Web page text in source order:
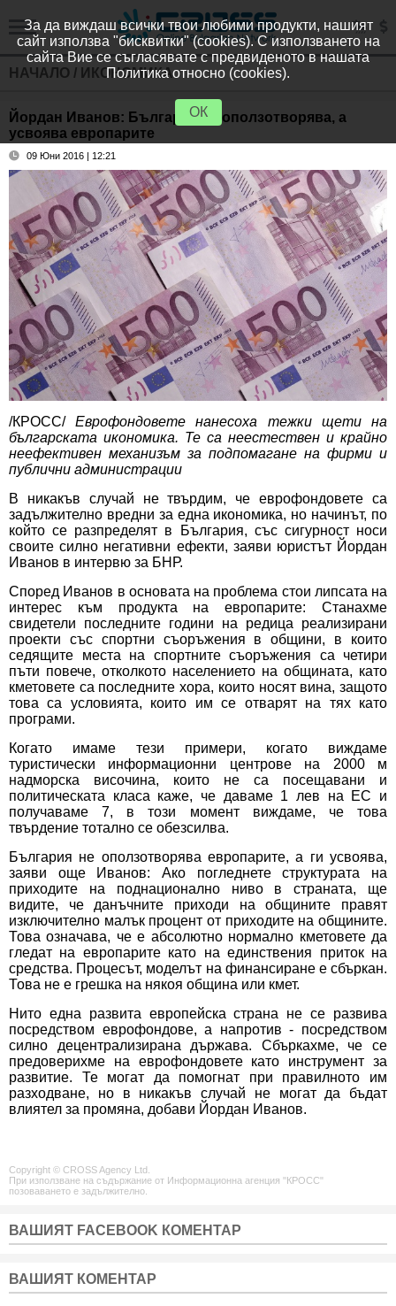
НАЧАЛО / ИКОНОМИКА
Йордан Иванов: България не оползотворява, а
усвоява европарите
09 Юни 2016 | 12:21
/КРОСС/Еврофондовете нанесоха тежки щети на
българската икономика. Те са неестествен и крайно
неефективен механизъм за подпомагане на фирми и
публични администрации
В никакъв случай не твърдим, че еврофондовете са
задължително вредни за една икономика, но начинът, по
който се разпределят в България, със сигурност носи
своите силно негативни ефекти, заяви юристът Йордан
Иванов в интервю за БНР.
Според Иванов в основата на проблема стои липсата на
интерес към продукта на европарите: Станахме
свидетели последните години на редица реализирани
проекти със спортни съоръжения в общини, в които
седящите места на спортните съоръжения са четири
пъти повече, отколкото населението на общината, като
кметовете са последните хора, които носят вина, защото
това са условията, които им се отварят на тях като
програми.
Когато имаме тези примери, когато виждаме
туристически информационни центрове на 2000 м
надморска височина, които не са посещавани и
политическата класа каже, че даваме 1 лев на ЕС и
получаваме 7, в този момент виждаме, че това
твърдение тотално се обезсилва.
България не оползотворява европарите, а ги усвоява,
заяви още Иванов: Ако погледнете структурата на
приходите на поднационално ниво в страната, ще
видите, че данъчните приходи на общините правят
изключително малък процент от приходите на общините.
Това означава, че е абсолютно нормално кметовете да
гледат на европарите като на единствения приток на
средства. Процесът, моделът на финансиране е сбъркан.
Това не е грешка на някоя община или кмет.
Нито една развита европейска страна не се развива
посредством еврофондове, а напротив - посредством
силно децентрализирана държава. Сбъркахме, че се
предоверихме на еврофондовете като инструмент за
развитие. Те могат да помогнат при правилното им
разходване, но в никакъв случай не могат да бъдат
влиятел за промяна, добави Йордан Иванов.
Copyright © CROSS Agency Ltd.
При използване на съдържание от Информационна агенция "КРОСС"
позоваването е задължително.
ВАШИЯТ FACEBOOK КОМЕНТАР
ВАШИЯТ КОМЕНТАР
За да виждаш всички твои любими продукти, нашият
сайт използва "бисквитки" (cookies). С използването на
сайта Вие се съгласявате с предвиденото в нашата
Политика относно (cookies).
ОК